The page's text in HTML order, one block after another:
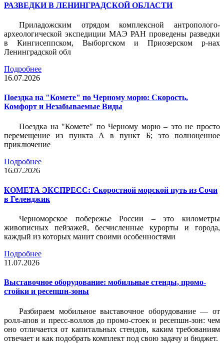
РАЗВЕДКИ В ЛЕНИНГРАДСКОЙ ОБЛАСТИ
Приладожским отрядом комплексной антрополого-
археологической экспедиции МАЭ РАН проведены разведки
в Кингисеппском, Выборгском и Приозерском р-нах
Ленинградской обл
Подробнее
16.07.2026
Поездка на "Комете" по Черному морю: Скорость,
Комфорт и Незабываемые Виды
Поездка на "Комете" по Черному морю – это не просто
перемещение из пункта А в пункт Б; это полноценное
приключение
Подробнее
16.07.2026
КОМЕТА ЭКСПРЕСС: Скоростной морской путь из Сочи
в Геленджик
Черноморское побережье России – это километры
живописных пейзажей, бесчисленные курорты и города,
каждый из которых манит своими особенностями
Подробнее
11.07.2026
Выставочное оборудование: мобильные стенды, промо-
стойки и ресепшн-зоны
Разбираем мобильное выставочное оборудование — от
ролл-апов и пресс-воллов до промо-стоек и ресепшн-зон: чем
оно отличается от капитальных стендов, каким требованиям
отвечает и как подобрать комплект под свою задачу и бюджет.